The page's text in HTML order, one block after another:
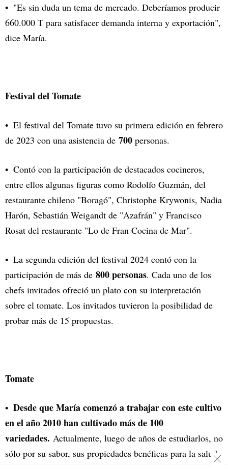
"Es sin duda un tema de mercado. Deberíamos producir
660.000 T para satisfacer demanda interna y exportación",
dice María.
Festival del Tomate
El festival del Tomate tuvo su primera edición en febrero
de 2023 con una asistencia de 700 personas.
Contó con la participación de destacados cocineros,
entre ellos algunas figuras como Rodolfo Guzmán, del
restaurante chileno "Boragó", Christophe Krywonis, Nadia
Harón, Sebastián Weigandt de "Azafrán" y Francisco
Rosat del restaurante "Lo de Fran Cocina de Mar".
La segunda edición del festival 2024 contó con la
participación de más de 800 personas. Cada uno de los
chefs invitados ofreció un plato con su interpretación
sobre el tomate. Los invitados tuvieron la posibilidad de
probar más de 15 propuestas.
Tomate
Desde que María comenzó a trabajar con este cultivo
en el año 2010 han cultivado más de 100
variedades. Actualmente, luego de años de estudiarlos, no
sólo por su sabor, sus propiedades benéficas para la salud